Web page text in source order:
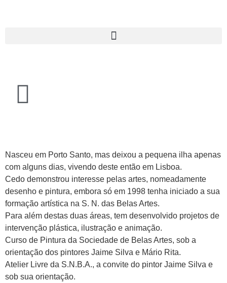
Nasceu em Porto Santo, mas deixou a pequena ilha apenas
com alguns dias, vivendo deste então em Lisboa.
Cedo demonstrou interesse pelas artes, nomeadamente
desenho e pintura, embora só em 1998 tenha iniciado a sua
formação artística na S. N. das Belas Artes.
Para além destas duas áreas, tem desenvolvido projetos de
intervenção plástica, ilustração e animação.
Curso de Pintura da Sociedade de Belas Artes, sob a
orientação dos pintores Jaime Silva e Mário Rita.
Atelier Livre da S.N.B.A., a convite do pintor Jaime Silva e
sob sua orientação.